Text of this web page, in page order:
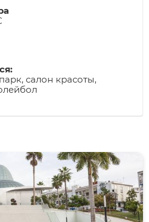
салон красоты,